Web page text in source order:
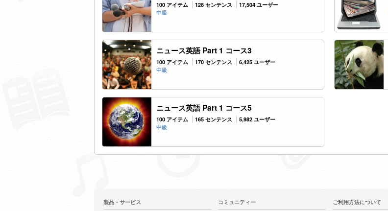
100 アイテム 128 センテンス
17,504 ユーザー
中級
ニュース英語 Part 1 コース3
100 アイテム 170 センテンス
6,425 ユーザー
中級
ニュース英語 Part 1 コース5
100 アイテム 165 センテンス
5,982 ユーザー
中級
製品・サービス コミュニティー ご利用方法について